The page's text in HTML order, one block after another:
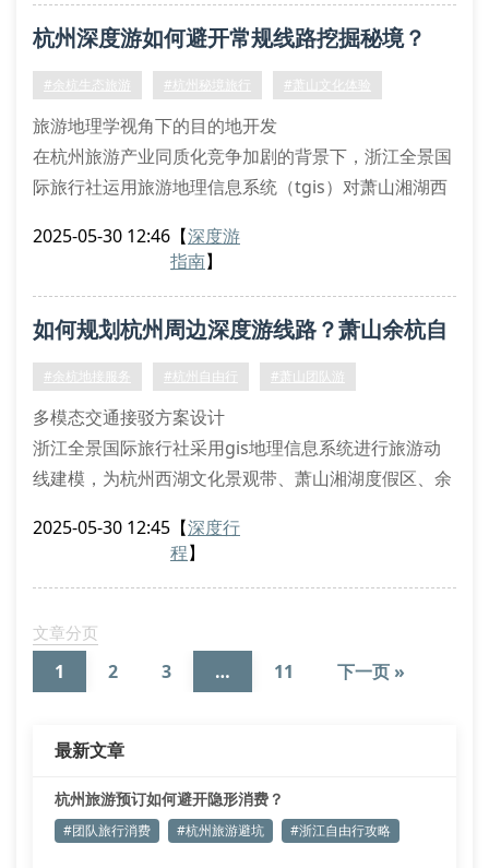
在河坊街非遗传承示范区，我们采用四维时空叠加技术
将杭绣、杭扇制作工艺进行数字化解
杭州深度游如何避开常规线路挖掘秘境？
#余杭生态旅游 #杭州秘境旅行 #萧山文化体验
旅游地理学视角下的目的地开发
在杭州旅游产业同质化竞争加剧的背景下，浙江全景国
际旅行社运用旅游地理信息系统（tgis）对萧山湘湖西
续接待量为每日320人次。这种基于环境承载力的开发
文化遗产活化利用新范式
本社与浙江大学建筑系合作，对临平古镇的27处明
2025-05-30 12:46 【深度游
指南】
如何规划杭州周边深度游线路？萧山余杭自
由行全解析
#余杭地接服务 #杭州自由行 #萧山团队游
多模态交通接驳方案设计
浙江全景国际旅行社采用gis地理信息系统进行旅游动
线建模，为杭州西湖文化景观带、萧山湘湖度假区、余
tdm（交通需求管理）模型测算游客时空分布，结合轨
文化基因解码工程应用
依托浙江省文旅厅推行的”文化基因解码工程”，本社专
业团队对钱塘江诗路文化带进行文化
2025-05-30 12:45 【深度行
程】
文章分页
1 2 3 … 11 下一页 »
最新文章
杭州旅游预订如何避开隐形消费？
#团队旅行消费 #杭州旅游避坑 #浙江自由行攻略